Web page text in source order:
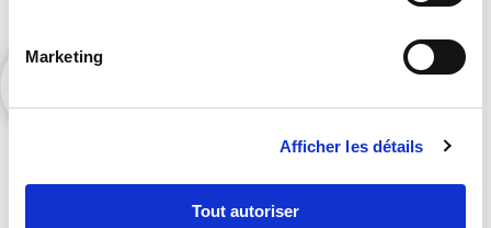
Marketing
Afficher les détails
Tout autoriser
et bénéficier de nos suggestions personnalisées.